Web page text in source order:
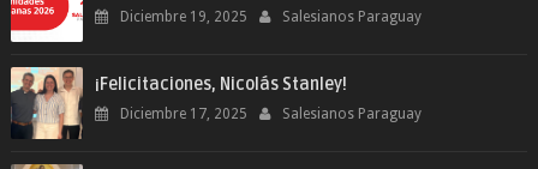
Diciembre 19, 2025 Salesianos Paraguay
¡Felicitaciones, Nicolás Stanley!
Diciembre 17, 2025 Salesianos Paraguay